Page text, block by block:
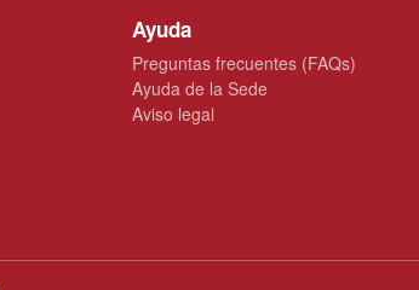
Ayuda
Preguntas frecuentes (FAQs)
Ayuda de la Sede
Aviso legal